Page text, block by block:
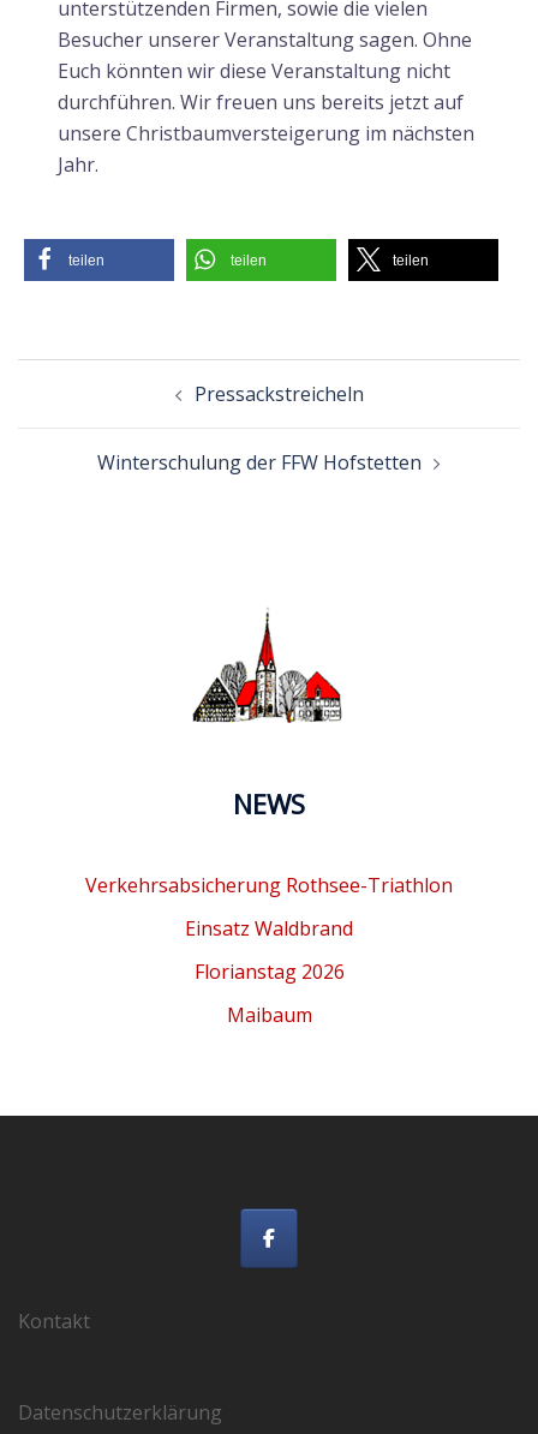
unterstützenden Firmen, sowie die vielen
Besucher unserer Veranstaltung sagen. Ohne
Euch könnten wir diese Veranstaltung nicht
durchführen. Wir freuen uns bereits jetzt auf
unsere Christbaumversteigerung im nächsten
Jahr.
teilen teilen teilen
BeitragsnavigationPressackstreicheln
Winterschulung der FFW Hofstetten
NEWS
Verkehrsabsicherung Rothsee-Triathlon
Einsatz Waldbrand
Florianstag 2026
Maibaum
Kontakt
Datenschutzerklärung